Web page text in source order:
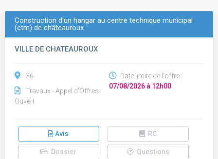
Construction d'un hangar au centre technique municipal
(ctm) de châteauroux
VILLE DE CHATEAUROUX
36
Travaux - Appel d'Offres
Ouvert
Date limite de l'offre :
07/08/2026 à 12h00
Avis RC
Dossier Questions